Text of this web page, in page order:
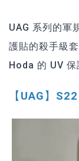
UAG 系列的軍
護貼的殺手級
Hoda 的 UV 保
【UAG】